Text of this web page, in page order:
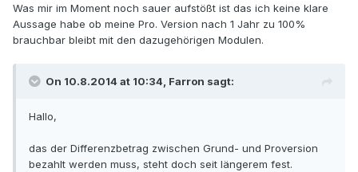
Was mir im Moment noch sauer aufstößt ist das ich keine klare
Aussage habe ob meine Pro. Version nach 1 Jahr zu 100%
brauchbar bleibt mit den dazugehörigen Modulen.
On 10.8.2014 at 10:34, Farron sagt:
Hallo,
das der Differenzbetrag zwischen Grund- und Proversion
bezahlt werden muss, steht doch seit längerem fest.